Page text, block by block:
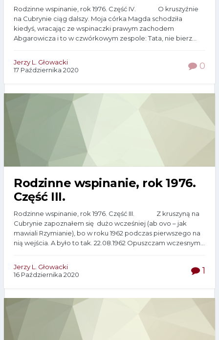
Rodzinne wspinanie, rok 1976. Część IV. O kruszyźnie
na Cubrynie ciąg dalszy. Moja córka Magda schodziła
kiedyś, wracając ze wspinaczki prawym zachodem
Abgarowicza i to w czwórkowym zespole: Tata, nie bierz...
Jerzy L. Głowacki
17 Października 2020
0
Rodzinne wspinanie, rok 1976.
Część III.
Rodzinne wspinanie, rok 1976. Część III. Z kruszyną na
Cubrynie zapoznałem się dużo wcześniej (ab ovo – jak
mawiali Rzymianie), bo w roku 1962 podczas pierwszego na
nią wejścia. A było to tak. 22.08.1962 Opuszczam wczesnym...
Jerzy L. Głowacki
16 Października 2020
1